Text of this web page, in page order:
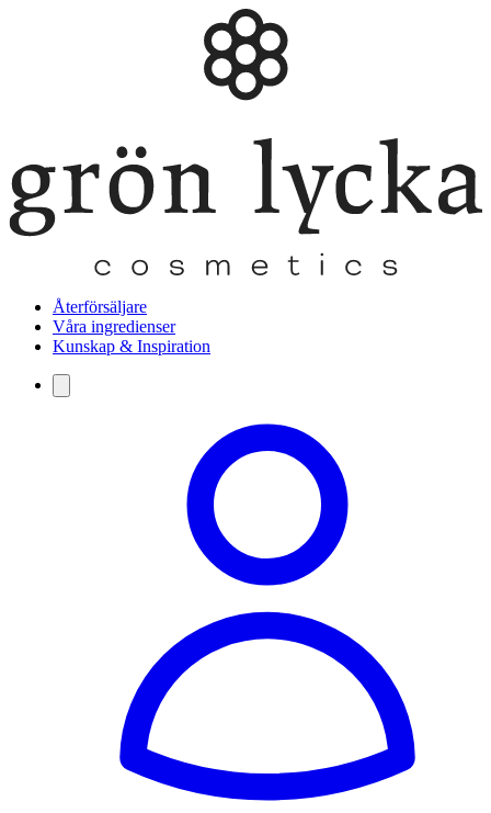
Återförsäljare
Våra ingredienser
Kunskap & Inspiration